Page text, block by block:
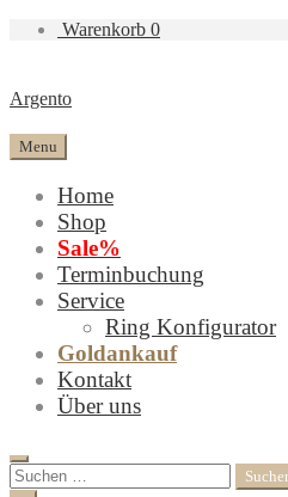
Warenkorb 0
Argento
Menu
Home
Shop
Sale%
Terminbuchung
Service
Ring Konfigurator
Goldankauf
Kontakt
Über uns
Search
Suchen